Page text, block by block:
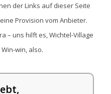
der Links auf dieser Seite
Provision vom Anbieter.
– uns hilft es, Wichtel-Village
win, also.